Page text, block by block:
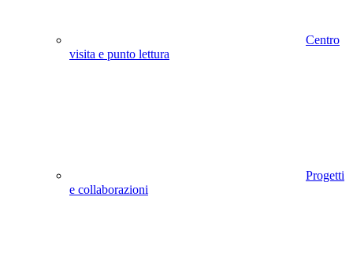
Centro
visita e punto lettura
Progetti
e collaborazioni